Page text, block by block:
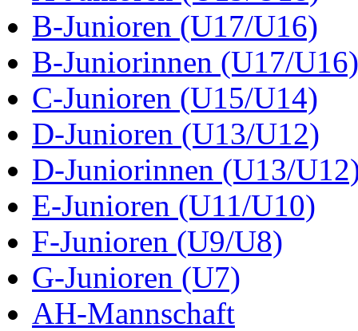
B-Junioren (U17/U16)
B-Juniorinnen (U17/U16)
C-Junioren (U15/U14)
D-Junioren (U13/U12)
D-Juniorinnen (U13/
E-Junioren (U11/U10)
F-Junioren (U9/U8)
G-Junioren (U7)
AH-Mannschaft